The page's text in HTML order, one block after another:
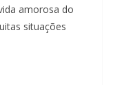
amorosa do
situações